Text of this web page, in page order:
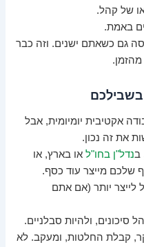
של קהל.
באמת.
גם כשאתם ישנים. וזה כבר
אקטיבית יומיומית, אבל
את זה נכון.
בנדל"ן בחו"ל או בארץ, או
שלכם מייצר עוד כסף.
לייצר יותר (אם אתם
סיכונים, ולהיות סבלניים.
קבלת החלטות, ומעקב. לא